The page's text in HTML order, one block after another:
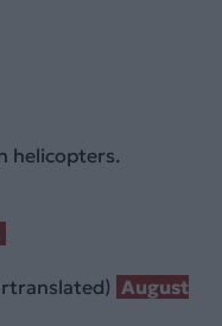
helicopters.
August